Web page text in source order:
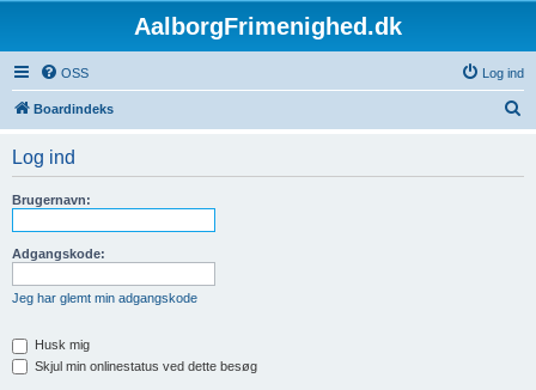
AalborgFrimenighed.dk
OSS Log ind
Boardindeks
Log ind
Brugernavn:
Adgangskode:
Jeg har glemt min adgangskode
Husk mig
Skjul min onlinestatus ved dette besøg